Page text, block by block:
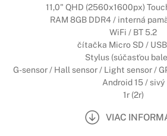
11,0" QHD (2560x1600px)
RAM 8GB DDR4 / interná
WiFi / BT 5.2
čítačka Micro SD /
Stylus (súčasťou
G-sensor / Hall sensor / Light sensor /
Android 15 / sivý
1r (2r)
VIAC